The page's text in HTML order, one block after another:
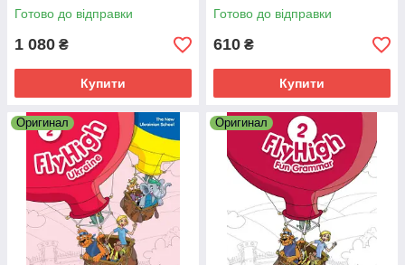
Готово до відправки
1 080 ₴
Купити
Готово до відправки
610 ₴
Купити
Оригинал Оригинал